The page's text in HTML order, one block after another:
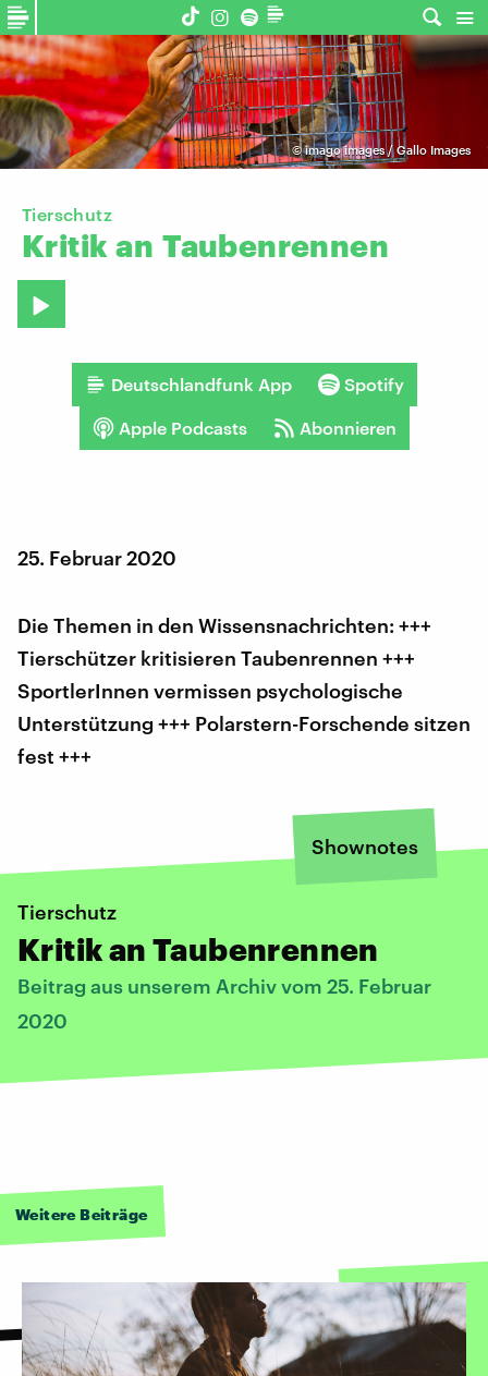
©imago images / Gallo Images
Tierschutz
Kritik an Taubenrennen
Deutschlandfunk App Spotify
Apple Podcasts Abonnieren
25. Februar 2020
Die Themen in den Wissensnachrichten: +++
Tierschützer kritisieren Taubenrennen +++
SportlerInnen vermissen psychologische
Unterstützung +++ Polarstern-Forschende sitzen
fest +++
Shownotes
Tierschutz
Kritik an Taubenrennen
Beitrag aus unserem Archiv vom 25. Februar
2020
Weitere Beiträge